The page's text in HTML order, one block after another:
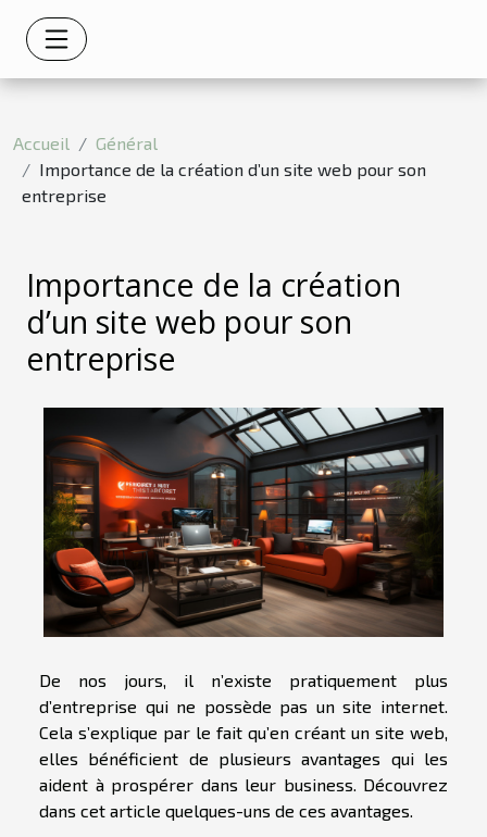
Accueil
Général
Importance de la création d’un site web pour son
entreprise
Importance de la création
d’un site web pour son
entreprise
De nos jours, il n’existe pratiquement plus
d’entreprise qui ne possède pas un site internet.
Cela s’explique par le fait qu’en créant un site web,
elles bénéficient de plusieurs avantages qui les
aident à prospérer dans leur business. Découvrez
dans cet article quelques-uns de ces avantages.